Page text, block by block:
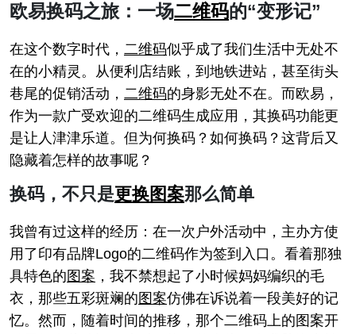
欧易换码之旅：一场二维码的“变形记”
在这个数字时代， 二维码似乎成了我们生活中无处不
在的小精灵。从便利店结账，到地铁进站，甚至街头
巷尾的促销活动， 二维码的身影无处不在。而欧易，
作为一款广受欢迎的二维码生成应用，其换码功能更
是让人津津乐道。但为何换码？如何换码？这背后又
隐藏着怎样的故事呢？
换码，不只是更换图案那么简单
我曾有过这样的经历：在一次户外活动中，主办方使
用了印有品牌Logo的二维码作为签到入口。看着那独
具特色的 图案 ，我不禁想起了小时候妈妈编织的毛
衣，那些五彩斑斓的 图案仿佛在诉说着一段美好的记
忆。然而，随着时间的推移，那个二维码上的图案开